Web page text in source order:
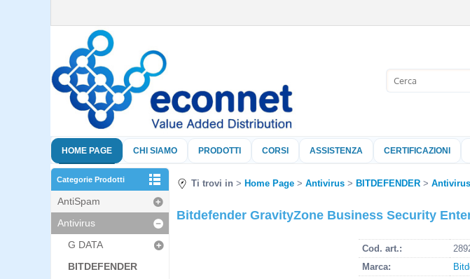
HOME PAGE CHI SIAMO PRODOTTI CORSI ASSISTENZA CERTIFICAZIONI
Categorie Prodotti
AntiSpam
Antivirus
G DATA
BITDEFENDER
Ti trovi in Home Page Antivirus BITDEFENDER
Bitdefender GravityZone Business Security
Cod. art.:
Marca: